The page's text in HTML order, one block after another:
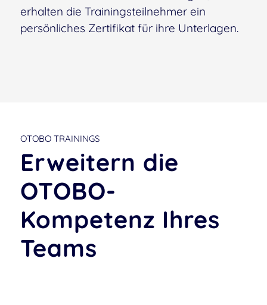
erhalten die Trainingsteilnehmer ein
persönliches Zertifikat für ihre Unterlagen.
OTOBO TRAININGS
Erweitern die
OTOBO-
Kompetenz Ihres
Teams